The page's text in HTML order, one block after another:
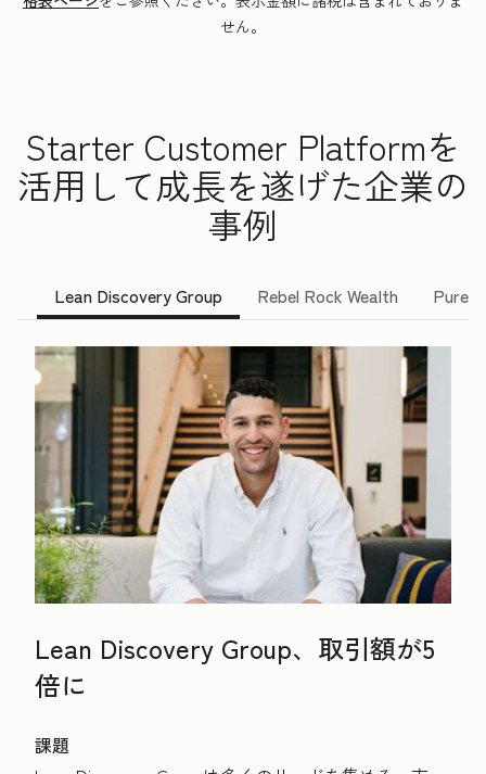
せん。
Starter Customer Platformを
活用して成長を遂げた企業の
事例
Lean Discovery Group Rebel Rock Wealth Pure
Lean Discovery Group、取引額が5
倍に
課題